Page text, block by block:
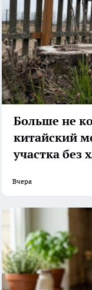
Больше не
китайский
участка без
Вчера